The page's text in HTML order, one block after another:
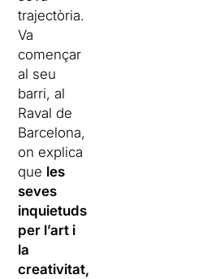
trajectòria.
Va
començar
al seu
barri, al
Raval de
Barcelona,
on explica
que les
seves
inquietuds
per l’art i
la
creativitat,